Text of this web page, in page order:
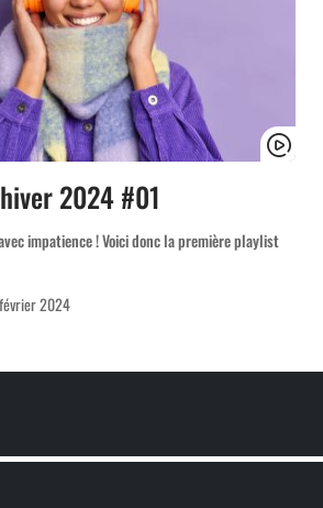
2024 #01
impatience ! Voici donc la première playlist
2024